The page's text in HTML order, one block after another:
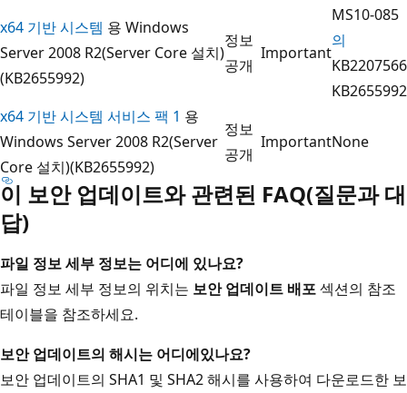
x64 기반 시스템 용 Windows
Server 2008 R2(Server Core 설치)
(KB2655992)
정보
공개
Important
MS10-085
의
KB2207566
KB2655992
x64 기반 시스템 서비스 팩 1 용
Windows Server 2008 R2(Server
Core 설치)(KB2655992)
정보
공개
ImportantNone
이 보안 업데이트와 관련된 FAQ(질문과 대
답)
파일 정보 세부 정보는 어디에 있나요?
파일 정보 세부 정보의 위치는 보안 업데이트 배포섹션의 참조
테이블을 참조하세요.
보안 업데이트의 해시는 어디에있나요?
보안 업데이트의 SHA1 및 SHA2 해시를 사용하여 다운로드한 보